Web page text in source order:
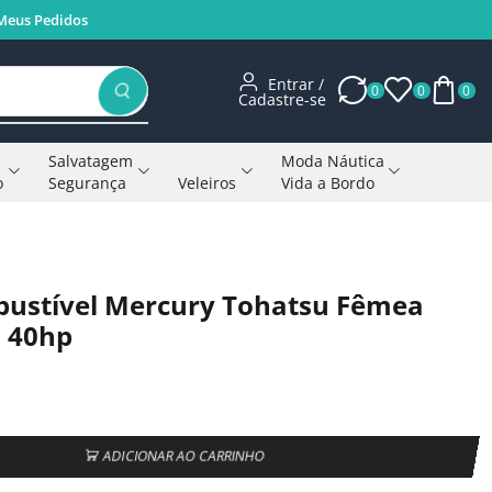
Pedidos
Entrar /
Cadastre-se 0 0 0
Salvatagem
Segurança
Veleiros
Moda Náutica
Vida a Bordo
Mercury Tohatsu Fêmea
40hp
ADICIONAR AO CARRINHO